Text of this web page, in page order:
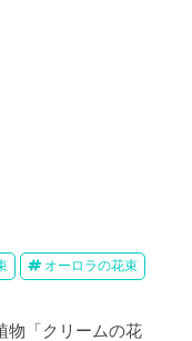
オーロラの花束
物「クリームの花